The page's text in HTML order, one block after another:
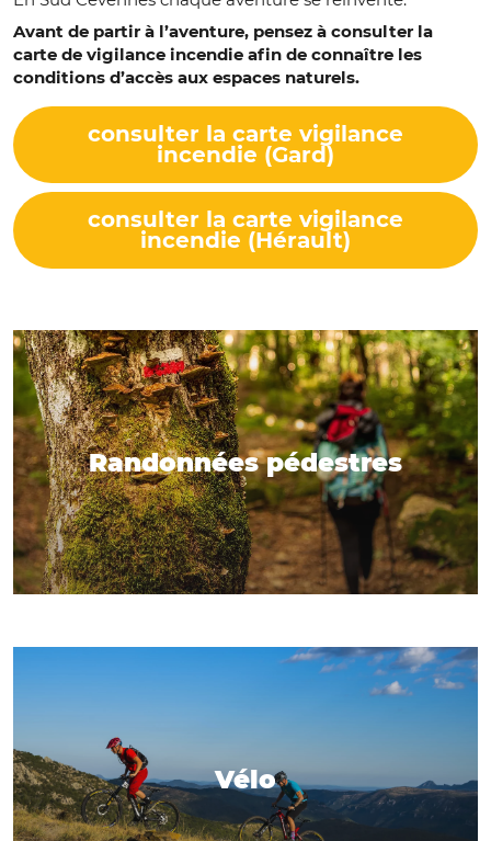
Avant de partir à l’aventure, pensez à consulter la
carte de vigilance incendie afin de connaître les
conditions d’accès aux espaces naturels.
consulter la carte vigilance
incendie (Gard)
consulter la carte vigilance
incendie (Hérault)
Randonnées pédestres
Vélo